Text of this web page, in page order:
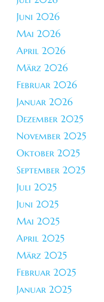
Juni 2026
Mai 2026
April 2026
März 2026
Februar 2026
Januar 2026
Dezember 2025
November 2025
Oktober 2025
September 2025
Juli 2025
Juni 2025
Mai 2025
April 2025
März 2025
Februar 2025
Januar 2025